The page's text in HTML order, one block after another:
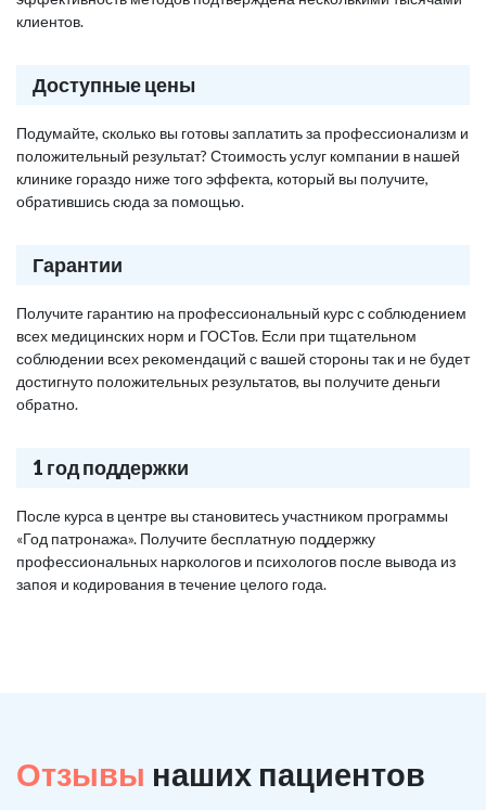
клиентов.
Доступные цены
Подумайте, сколько вы готовы заплатить за профессионализм и
положительный результат? Стоимость услуг компании в нашей
клинике гораздо ниже того эффекта, который вы получите,
обратившись сюда за помощью.
Гарантии
Получите гарантию на профессиональный курс с соблюдением
всех медицинских норм и ГОСТов. Если при тщательном
соблюдении всех рекомендаций с вашей стороны так и не будет
достигнуто положительных результатов, вы получите деньги
обратно.
1 год поддержки
После курса в центре вы становитесь участником программы
«Год патронажа». Получите бесплатную поддержку
профессиональных наркологов и психологов после вывода из
запоя и кодирования в течение целого года.
Отзывы наших пациентов